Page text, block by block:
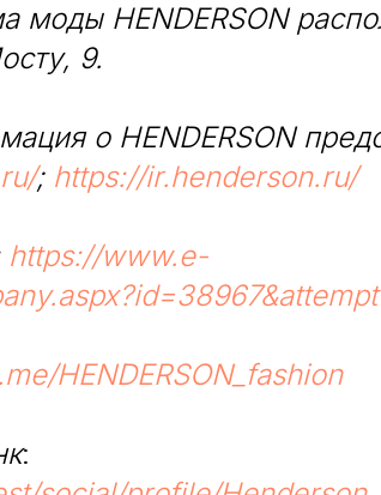
моды HENDERSON
9.
о HENDERSON
; https://ir.henderson.ru/
https://www.e-
HENDERSON_fashion
: